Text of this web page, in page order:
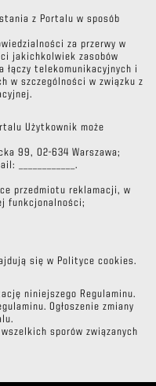
z Portalu w sposób
za przerwy w
jakichkolwiek zasobów
łączy telekomunikacyjnych i
w szczególności w związku z
Użytkownik może
99, 02-634 Warszawa;
____________.
przedmiotu reklamacji, w
funkcjonalności;
się w Polityce cookies.
niniejszego Regulaminu.
Ogłoszenie zmiany
sporów związanych